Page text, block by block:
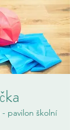
pavilon školní